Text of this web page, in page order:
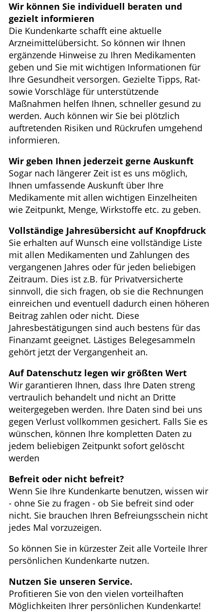
Wir können Sie individuell beraten und
gezielt informieren
Die Kundenkarte schafft eine aktuelle
Arzneimittelübersicht. So können wir Ihnen
ergänzende Hinweise zu Ihren Medikamenten
geben und Sie mit wichtigen Informationen für
Ihre Gesundheit versorgen. Gezielte Tipps, Rat-
sowie Vorschläge für unterstützende
Maßnahmen helfen Ihnen, schneller gesund zu
werden. Auch können wir Sie bei plötzlich
auftretenden Risiken und Rückrufen umgehend
informieren.
Wir geben Ihnen jederzeit gerne Auskunft
Sogar nach längerer Zeit ist es uns möglich,
Ihnen umfassende Auskunft über Ihre
Medikamente mit allen wichtigen Einzelheiten
wie Zeitpunkt, Menge, Wirkstoffe etc. zu geben.
Vollständige Jahresübersicht auf Knopfdruck
Sie erhalten auf Wunsch eine vollständige Liste
mit allen Medikamenten und Zahlungen des
vergangenen Jahres oder für jeden beliebigen
Zeitraum. Dies ist z.B. für Privatversicherte
sinnvoll, die sich fragen, ob sie die Rechnungen
einreichen und eventuell dadurch einen höheren
Beitrag zahlen oder nicht. Diese
Jahresbestätigungen sind auch bestens für das
Finanzamt geeignet. Lästiges Belegesammeln
gehört jetzt der Vergangenheit an.
Auf Datenschutz legen wir größten Wert
Wir garantieren Ihnen, dass Ihre Daten streng
vertraulich behandelt und nicht an Dritte
weitergegeben werden. Ihre Daten sind bei uns
gegen Verlust vollkommen gesichert. Falls Sie es
wünschen, können Ihre kompletten Daten zu
jedem beliebigen Zeitpunkt sofort gelöscht
werden
Befreit oder nicht befreit?
Wenn Sie Ihre Kundenkarte benutzen, wissen wir
- ohne Sie zu fragen - ob Sie befreit sind oder
nicht. Sie brauchen Ihren Befreiungsschein nicht
jedes Mal vorzuzeigen.
So können Sie in kürzester Zeit alle Vorteile Ihrer
persönlichen Kundenkarte nutzen.
Nutzen Sie unseren Service.
Profitieren Sie von den vielen vorteilhaften
Möglichkeiten Ihrer persönlichen Kundenkarte!